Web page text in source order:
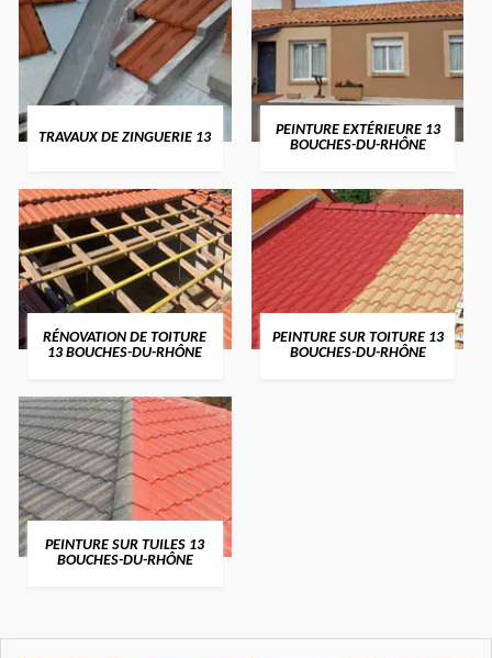
TRAVAUX DE ZINGUERIE 13
PEINTURE EXTÉRIEURE 13
BOUCHES-DU-RHÔNE
RÉNOVATION DE TOITURE
13 BOUCHES-DU-RHÔNE
PEINTURE SUR TOITURE 13
BOUCHES-DU-RHÔNE
PEINTURE SUR TUILES 13
BOUCHES-DU-RHÔNE